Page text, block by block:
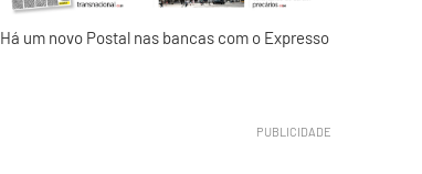
Há um novo Postal nas bancas com o Expresso